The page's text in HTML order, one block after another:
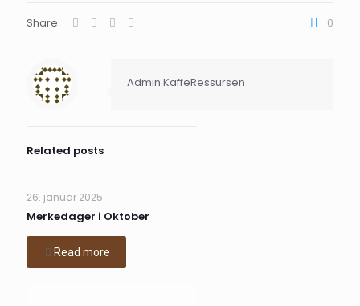
Share 0
Admin KaffeRessursen
Related posts
26. januar 2025
Merkedager i Oktober
Read more